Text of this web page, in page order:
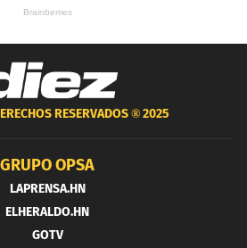
RESERVADOS ®2025
GRUPO OPSA
LAPRENSA.HN
ELHERALDO.HN
GOTV